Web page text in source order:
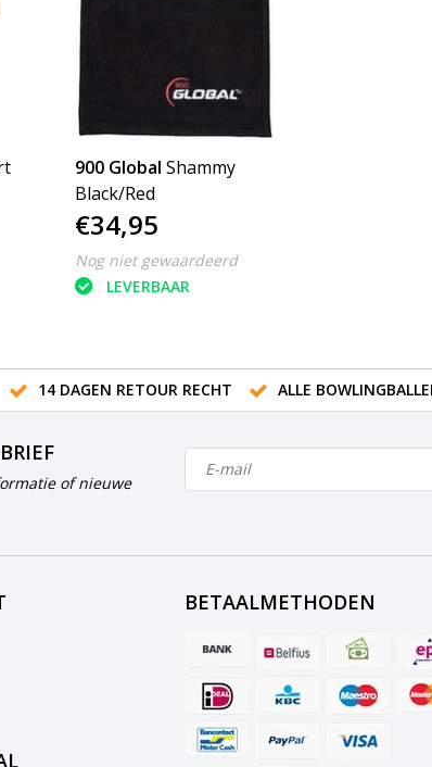
900 Global Shammy
Black/Red
€34,95
Nog niet gewaardeerd
LEVERBAAR
14 DAGEN RETOUR RECHT ALLE
of nieuwe
BETAALMETHODEN